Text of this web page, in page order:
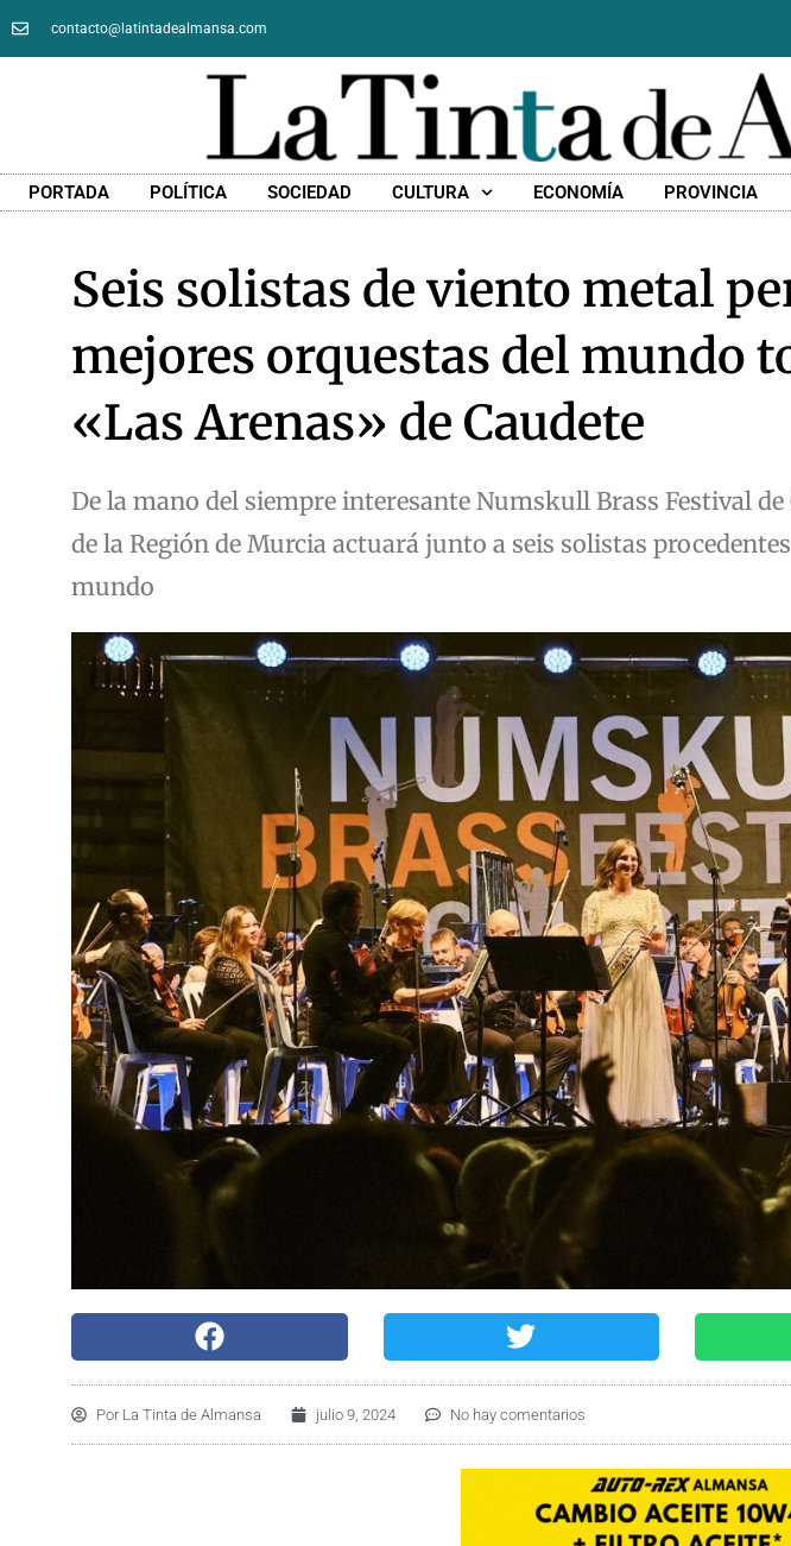
contacto@latintadealmansa.com
PORTADA POLÍTICA SOCIEDAD CULTURA ECONOMÍA PROVINCIA
Seis solistas de viento metal
mejores orquestas del mundo
«Las Arenas» de Caudete
De la mano del siempre interesante Numskull Brass Festival
de la Región de Murcia actuará junto a seis solistas
mundo
Por La Tinta de Almansa julio 9, 2024 No hay comentarios